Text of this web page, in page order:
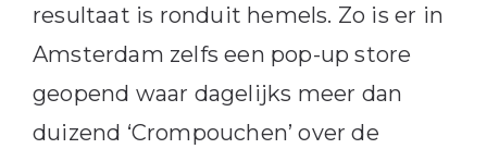
resultaat is ronduit hemels. Zo is er in
Amsterdam zelfs een pop-up store
geopend waar dagelijks meer dan
duizend ‘Crompouchen’ over de